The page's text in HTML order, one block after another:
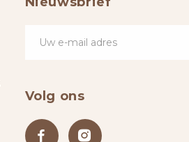
Volg ons